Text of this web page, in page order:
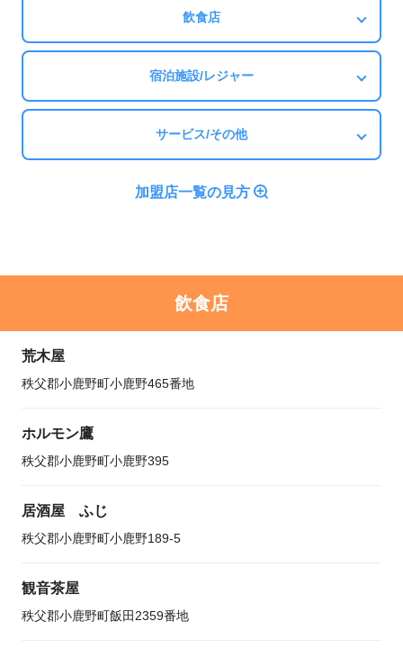
飲食店
宿泊施設/レジャー
サービス/その他
加盟店一覧の見方
飲食店
荒木屋
秩父郡小鹿野町小鹿野465番地
ホルモン鷹
秩父郡小鹿野町小鹿野395
居酒屋 ふじ
秩父郡小鹿野町小鹿野189-5
観音茶屋
秩父郡小鹿野町飯田2359番地